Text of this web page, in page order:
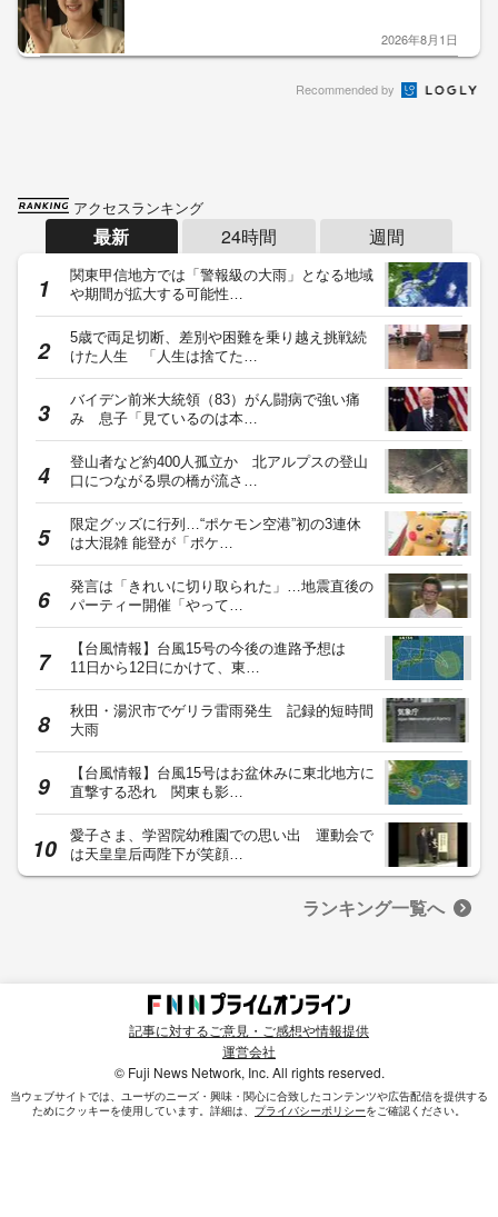
2026年8月1日
Recommended by
アクセスランキング
最新 24時間 週間
関東甲信地方では「警報級の大雨」となる地域
や期間が拡大する可能性…
5歳で両足切断、差別や困難を乗り越え挑戦続
けた人生 「人生は捨てた…
バイデン前米大統領（83）がん闘病で強い痛
み 息子「見ているのは本…
登山者など約400人孤立か 北アルプスの登山
口につながる県の橋が流さ…
限定グッズに行列…“ポケモン空港”初の3連休
は大混雑 能登が「ポケ…
発言は「きれいに切り取られた」…地震直後の
パーティー開催「やって…
【台風情報】台風15号の今後の進路予想は
11日から12日にかけて、東…
秋田・湯沢市でゲリラ雷雨発生 記録的短時間
大雨
【台風情報】台風15号はお盆休みに東北地方に
直撃する恐れ 関東も影…
愛子さま、学習院幼稚園での思い出 運動会で
は天皇皇后両陛下が笑顔…
ランキング一覧へ
記事に対するご意見・ご感想や情報提供
運営会社
© Fuji News Network, Inc. All rights reserved.
当ウェブサイトでは、ユーザのニーズ・興味・関⼼に合致したコンテンツや広告配信を提供する
ためにクッキーを使⽤しています。詳細は、 プライバシーポリシーをご確認ください。